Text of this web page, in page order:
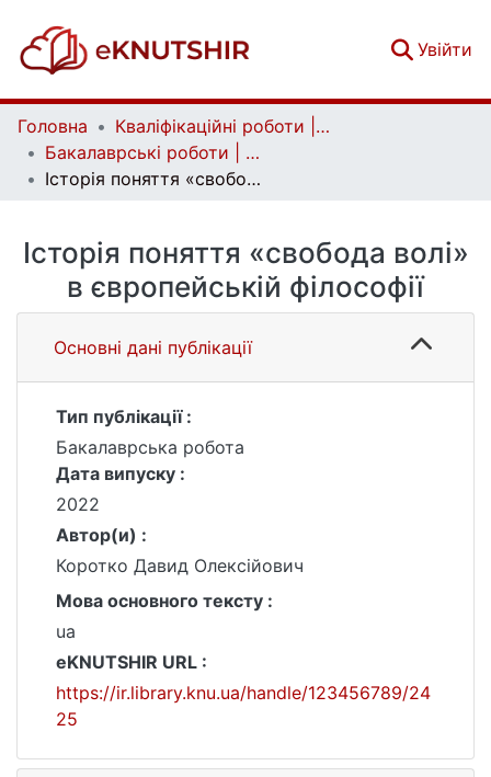
Увійти
Головна
Кваліфікаційні роботи | Qualifying works
Бакалаврські роботи | Bachelor theses
Історія поняття «свобода волі» в європейській філософії
Історія поняття «свобода волі»
в європейській філософії
Основні дані публікації
Тип публікації :
Бакалаврська робота
Дата випуску :
2022
Автор(и) :
Коротко Давид Олексійович
Мова основного тексту :
ua
eKNUTSHIR URL :
https://ir.library.knu.ua/handle/123456789/24
25